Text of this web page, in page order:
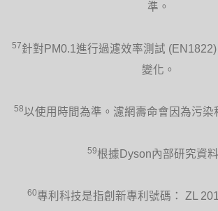
準。
57針對PM0.1進行過濾效率測試
變化。
58以使用時間為準。濾網壽命會因為污染
59根據Dyson內部研究資料
60專利科技是指創新專利號碼： ZL